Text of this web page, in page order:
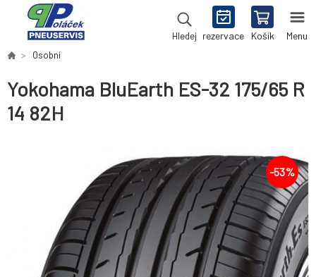
Hledej rezervace Košík Menu
Osobní
Yokohama BluEarth ES-32 175/65 R
14 82H
-53%